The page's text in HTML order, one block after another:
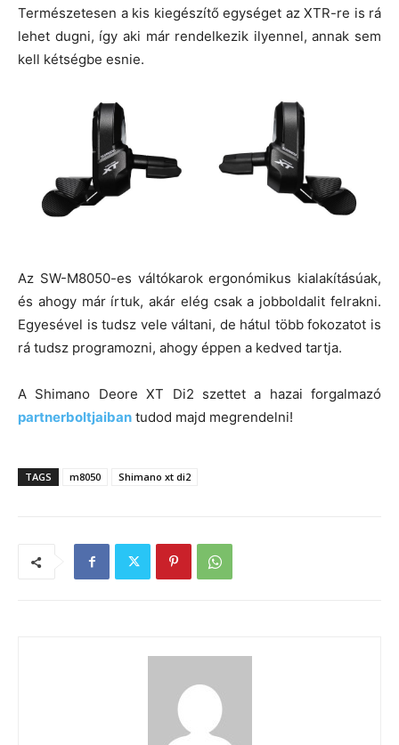
Természetesen a kis kiegészítő egységet az XTR-re is rá
lehet dugni, így aki már rendelkezik ilyennel, annak sem
kell kétségbe esnie.
Az SW-M8050-es váltókarok ergonómikus kialakításúak,
és ahogy már írtuk, akár elég csak a jobboldalit felrakni.
Egyesével is tudsz vele váltani, de hátul több fokozatot is
rá tudsz programozni, ahogy éppen a kedved tartja.
A Shimano Deore XT Di2 szettet a hazai forgalmazó
partnerboltjaiban tudod majd megrendelni!
TAGS m8050 Shimano xt di2